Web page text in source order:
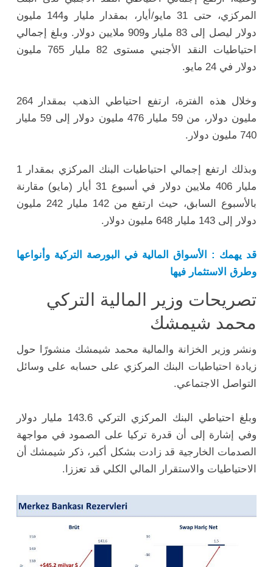
المركزي، حتى 31 مايو/أيار، بمقدار مليار و144 مليون
دولار ليصل إلى 83 مليار و909 ملايين دولار. وبلغ إجمالي
احتياطيات النقد الأجنبي مستوى 82 مليار 765 مليون
دولار في 24 مايو.
وخلال هذه الفترة، ارتفع احتياطي الذهب بمقدار 264
مليون دولار، من 59 مليار 476 مليون دولار إلى 59 مليار
740 مليون دولار.
وبذلك ارتفع إجمالي احتياطيات البنك المركزي بمقدار 1
مليار 406 ملايين دولار في أسبوع 31 أيار (مايو) مقارنة
بالأسبوع السابق، حيث ارتفع من 142 مليار 242 مليون
دولار إلى 143 مليار 648 مليون دولار.
قد يهمك : الأسواق المالية في البورصة التركية وأنواعها
وطرق الاستثمار فيها
تصريحات وزير المالية التركي
محمد شيمشك
ونشر وزير الخزانة والمالية محمد شيمشك منشورًا حول
زيادة احتياطيات البنك المركزي على حسابه على وسائل
التواصل الاجتماعي.
وبلغ احتياطي البنك المركزي التركي 143.6 مليار دولار
وفي إشارة إلى أن قدرة تركيا على الصمود في مواجهة
الصدمات الخارجية قد زادت بشكل أكبر، ذكر شيمشك أن
الاحتياطيات والاستقرار المالي الكلي قد تعززا.